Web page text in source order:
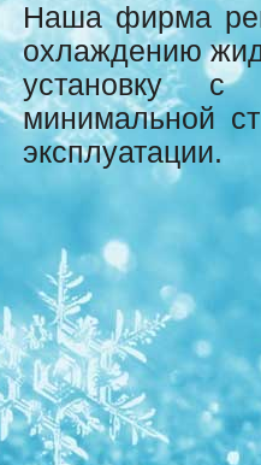
Наша фирма
охлаждению
установку с
минимальной
эксплуатации.